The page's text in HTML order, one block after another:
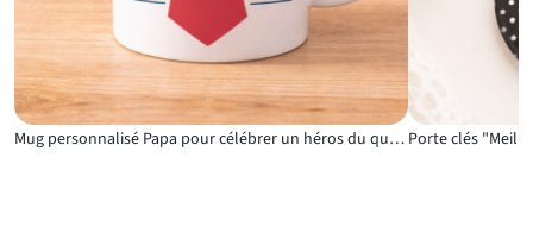
Mug personnalisé Papa pour célébrer un héros du quotidien